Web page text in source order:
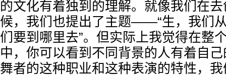
的文化有着独到的理解。就像我们在
候，我们也提出了主题——“生，我们
们要到哪里去”。但实际上我觉得在整
中，你可以看到不同背景的人有着自
舞者的这种职业和这种表演的特性，